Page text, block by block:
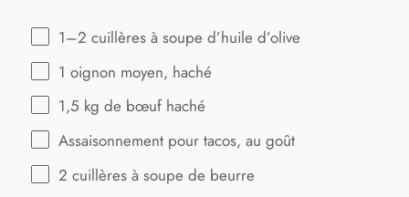
1–2 cuillères à soupe d’huile d’olive
1 oignon moyen, haché
1,5 kg de bœuf haché
Assaisonnement pour tacos, au goût
2 cuillères à soupe de beurre